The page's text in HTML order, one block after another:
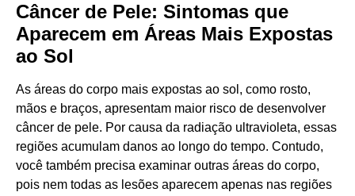
Câncer de Pele: Sintomas que
Aparecem em Áreas Mais Expostas
ao Sol
As áreas do corpo mais expostas ao sol, como rosto,
mãos e braços, apresentam maior risco de desenvolver
câncer de pele. Por causa da radiação ultravioleta, essas
regiões acumulam danos ao longo do tempo. Contudo,
você também precisa examinar outras áreas do corpo,
pois nem todas as lesões aparecem apenas nas regiões